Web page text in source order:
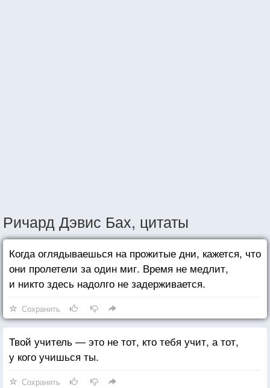
Ричард Дэвис Бах, цитаты
Когда оглядываешься на прожитые дни, кажется, что
они пролетели за один миг. Время не медлит,
и никто здесь надолго не задерживается.
Сохранить
Твой учитель — это не тот, кто тебя учит, а тот,
у кого учишься ты.
Сохранить